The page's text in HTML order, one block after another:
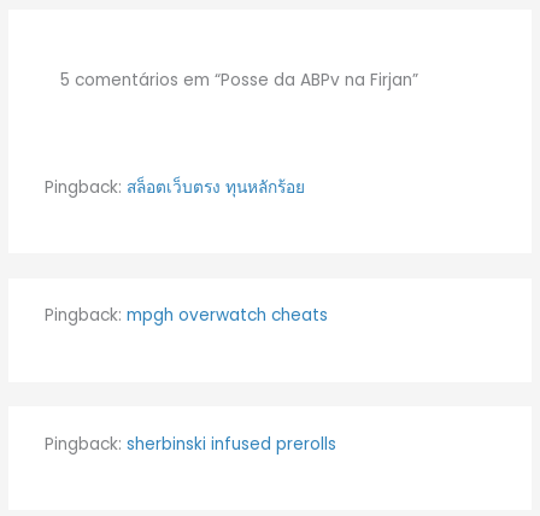
5 comentários em “Posse da ABPv na Firjan”
Pingback: สล็อตเว็บตรง ทุนหลักร้อย
Pingback: mpgh overwatch cheats
Pingback: sherbinski infused prerolls